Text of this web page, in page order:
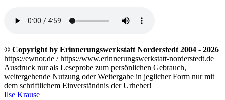
© Copyright by Erinnerungswerkstatt Norderstedt 2004 - 2026
https://ewnor.de / https://www.erinnerungswerkstatt-norderstedt.de
Ausdruck nur als Leseprobe zum persönlichen Gebrauch,
weitergehende Nutzung oder Weitergabe in jeglicher Form nur mit
dem schriftlichem Einverständnis der Urheber!
Ilse Krause